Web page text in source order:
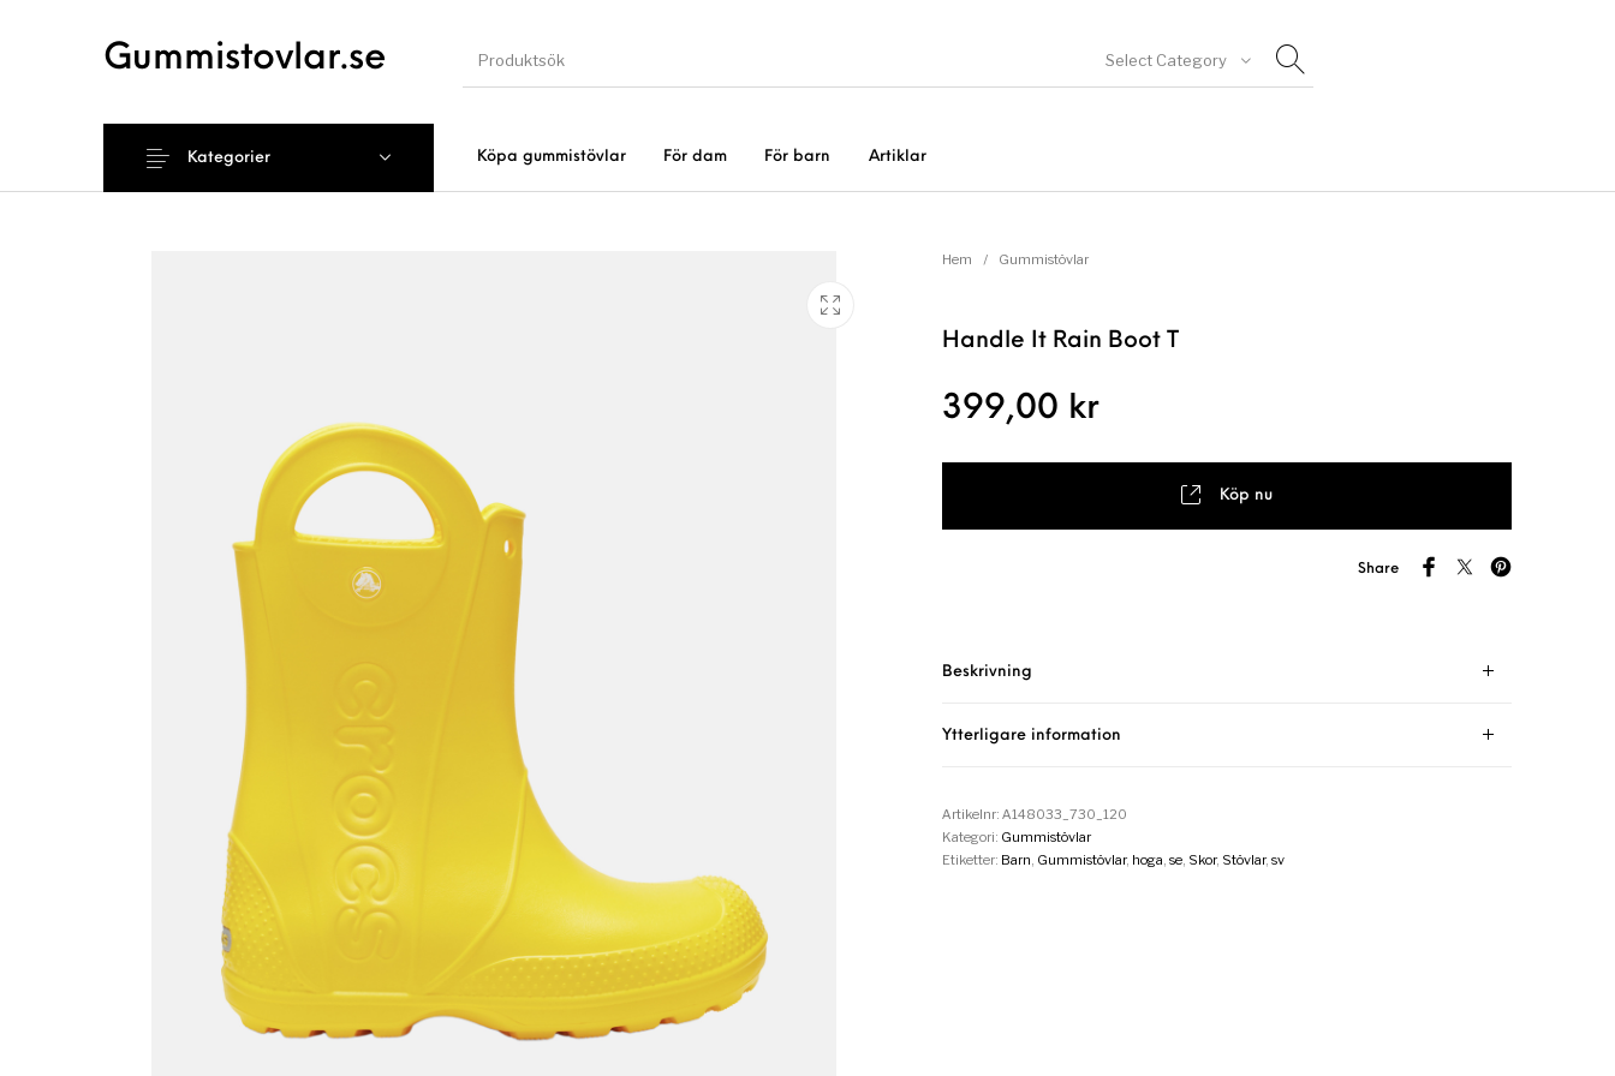
Gummistovlar.se Select Category
Köpa gummistövlar För dam För barn Artiklar
Kategorier
Gummistövlar Okategoriserad
Hem / Gummistövlar
Handle It Rain Boot T
399,00 kr
Köp nu
Share
Beskrivning
Ytterligare information
Artikelnr: A148033_730_120
Kategori: Gummistövlar
Etiketter: Barn Gummistövlar, hoga se, Skor, Stövlar, sv